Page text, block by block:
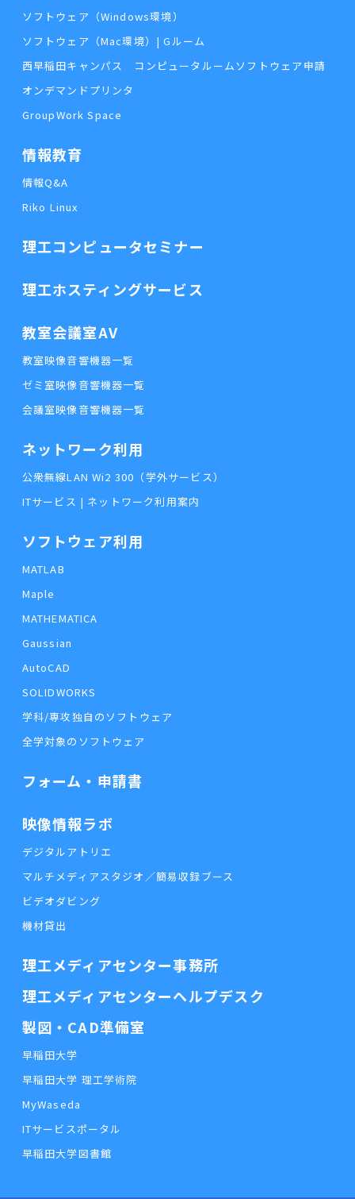
ソフトウェア（Windows環境）
ソフトウェア（Mac環境）| Gルーム
西早稲田キャンパス コンピュータルームソフトウェア申請
オンデマンドプリンタ
GroupWork Space
情報教育
情報Q&A
Riko Linux
理工コンピュータセミナー
理工ホスティングサービス
教室会議室AV
教室映像音響機器一覧
ゼミ室映像音響機器一覧
会議室映像音響機器一覧
ネットワーク利用
公衆無線LAN Wi2 300（学外サービス）
ITサービス | ネットワーク利用案内
ソフトウェア利用
MATLAB
Maple
MATHEMATICA
Gaussian
AutoCAD
SOLIDWORKS
学科/専攻独自のソフトウェア
全学対象のソフトウェア
フォーム・申請書
映像情報ラボ
デジタルアトリエ
マルチメディアスタジオ／簡易収録ブース
ビデオダビング
機材貸出
理工メディアセンター事務所
理工メディアセンターヘルプデスク
製図・CAD準備室
早稲田大学
早稲田大学 理工学術院
MyWaseda
ITサービスポータル
早稲田大学図書館